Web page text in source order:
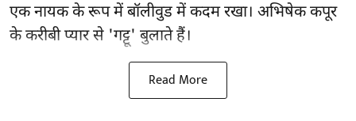
एक नायक के रूप मेंबॉलीवुडमें कदम रखा। अभिषेक कपूर
के करीबी प्यार से 'गट्टू' बुलाते हैं।
Read More